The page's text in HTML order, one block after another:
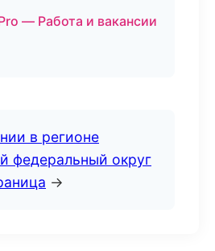
— Работа и вакансии
в регионе
федеральный округ
→